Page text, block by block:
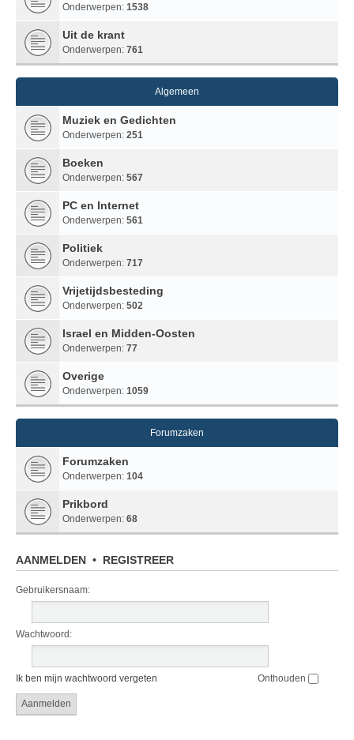
Onderwerpen: 1538
Uit de krant
Onderwerpen: 761
Algemeen
Muziek en Gedichten
Onderwerpen: 251
Boeken
Onderwerpen: 567
PC en Internet
Onderwerpen: 561
Politiek
Onderwerpen: 717
Vrijetijdsbesteding
Onderwerpen: 502
Israel en Midden-Oosten
Onderwerpen: 77
Overige
Onderwerpen: 1059
Forumzaken
Forumzaken
Onderwerpen: 104
Prikbord
Onderwerpen: 68
AANMELDEN • REGISTREER
Gebruikersnaam:
Wachtwoord:
Ik ben mijn wachtwoord vergeten Onthouden